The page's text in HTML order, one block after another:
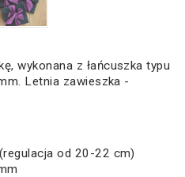
wykonana z łańcuszka typu
Letnia zawieszka -
od 20-22 cm)